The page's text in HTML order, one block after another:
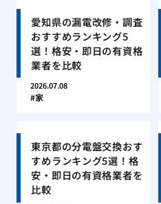
愛知県の漏電改修・調査
おすすめランキング5
選！格安・即日の有資格
業者を比較
2026.07.08
家
東京都の分電盤交換おす
すめランキング5選！格
安・即日の有資格業者を
比較